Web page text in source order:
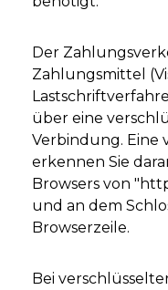
Der
Zahlungsmittel
über eine
Verbindung. Eine
erkennen Sie
Browsers von
und an dem
Browserzeile.
Bei